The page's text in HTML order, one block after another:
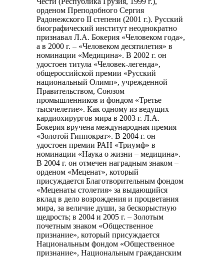
орденом Преподобного Сергия
Радонежского II степени (2001 г.). Русский
биографический институт неоднократно
признавал Л.А. Бокерия «Человеком года»,
а в 2000 г. – «Человеком десятилетия» в
номинации «Медицина». В 2002 г. он
удостоен титула «Человек-легенда»,
общероссийской премии «Русский
национальный Олимп», учрежденной
Правительством, Союзом
промышленников и фондом «Третье
тысячелетие». Как одному из ведущих
кардиохирургов мира в 2003 г. Л.А.
Бокерия вручена международная премия
«Золотой Гиппократ». В 2004 г. он
удостоен премии РАН «Триумф» в
номинации «Наука о жизни – медицина».
В 2004 г. он отмечен наградным знаком –
орденом «Меценат», который
присуждается Благотворительным фондом
«Меценаты столетия» за выдающийся
вклад в дело возрождения и процветания
мира, за величие души, за бескорыстную
щедрость; в 2004 и 2005 г. – Золотым
почетным знаком «Общественное
признание», который присуждается
Национальным фондом «Общественное
признание», Национальным гражданским